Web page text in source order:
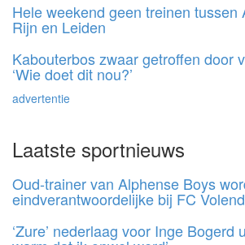
Hele weekend geen treinen tussen
Rijn en Leiden
Kabouterbos zwaar getroffen door
‘Wie doet dit nou?’
advertentie
Laatste sportnieuws
Oud-trainer van Alphense Boys
eindverantwoordelijke bij FC
‘Zure’ nederlaag voor Inge Bogerd